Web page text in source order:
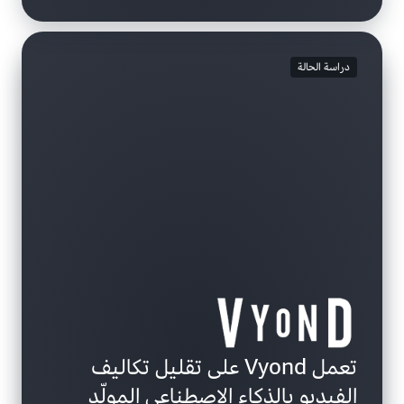
دراسة الحالة
تعمل Vyond على تقليل تكاليف
الفيديو بالذكاء الاصطناعي المولّد